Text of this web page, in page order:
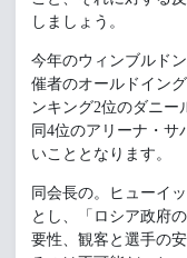
しましょう。
今年のウィンブルド
催者のオールドイン
ンキング2位のダニ
同4位のアリーナ・
いこととなります。
同会長の。ヒューイ
とし、「ロシア政府
要性、観客と選手の